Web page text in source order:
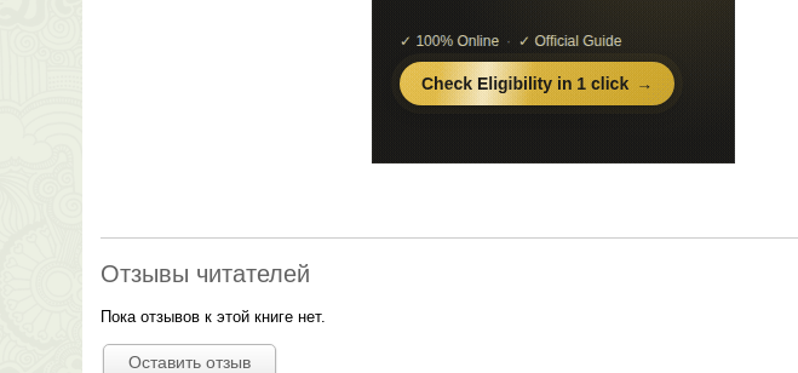
Отзывы читателей
Пока отзывов к этой книге нет.
Оставить отзыв